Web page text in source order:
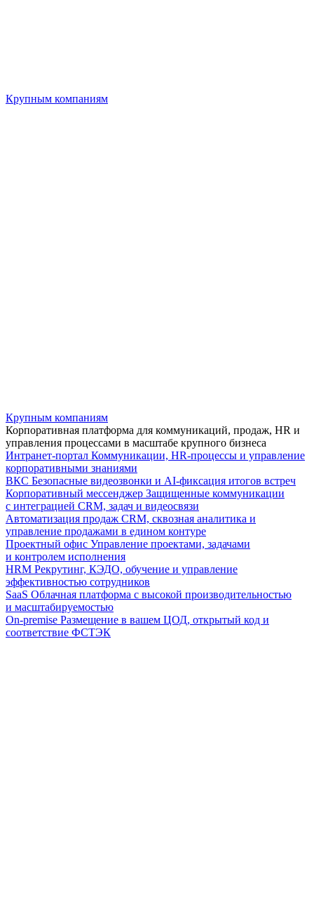
Крупным компаниям
Крупным компаниям
Корпоративная платформа для коммуникаций, продаж, HR и
управления процессами в масштабе крупного бизнеса
Интранет-портал Коммуникации, HR-процессы и управление
корпоративными знаниями
ВКС Безопасные видеозвонки и AI-фиксация итогов встреч
Корпоративный мессенджер Защищенные коммуникации
с интеграцией CRM, задач и видеосвязи
Автоматизация продаж CRM, сквозная аналитика и
управление продажами в едином контуре
Проектный офис Управление проектами, задачами
и контролем исполнения
HRM Рекрутинг, КЭДО, обучение и управление
эффективностью сотрудников
SaaS Облачная платформа с высокой производительностью
и масштабируемостью
On-premise Размещение в вашем ЦОД, открытый код и
соответствие ФСТЭК